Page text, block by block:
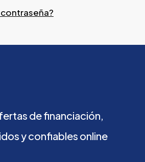
definanciación,
yconfiables online